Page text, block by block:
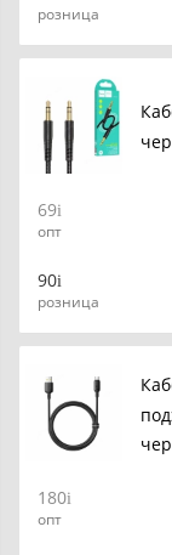
розница
69
опт
90
розница
180
опт